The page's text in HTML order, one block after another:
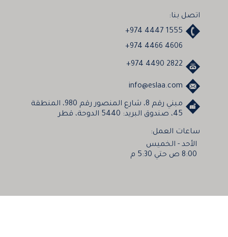
اتصل بنا:
+974 4447 1555
+974 4466 4606
+974 4490 2822
info@eslaa.com
مبني رقم 8، شارع المنصور رقم 980، المنطقة
45، صندوق البريد: 5440 الدوحة، قطر
ساعات العمل:
الأحد - الخميس
8:00 ص حتي 5:30 م